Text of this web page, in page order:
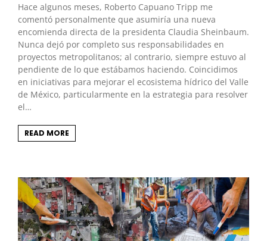
Hace algunos meses, Roberto Capuano Tripp me
comentó personalmente que asumiría una nueva
encomienda directa de la presidenta Claudia Sheinbaum.
Nunca dejó por completo sus responsabilidades en
proyectos metropolitanos; al contrario, siempre estuvo al
pendiente de lo que estábamos haciendo. Coincidimos
en iniciativas para mejorar el ecosistema hídrico del Valle
de México, particularmente en la estrategia para resolver
el…
READ MORE